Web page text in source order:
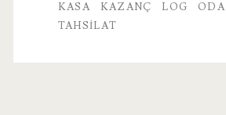
KASA
KAZANÇ LOG ODA
TAHSILAT